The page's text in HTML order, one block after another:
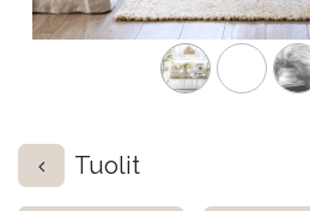
Tuolit